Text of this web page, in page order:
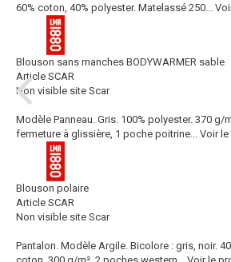
60% coton, 40% polyester. Matelassé 250...
Blouson sans manches BODYWARMER sable
Article SCAR
Non visible site Scar
Modèle Panneau. Gris. 100% polyester. 370 g/
fermeture à glissière, 1 poche poitrine... Voir
Blouson polaire
Article SCAR
Non visible site Scar
Pantalon. Modèle Argile. Bicolore : gris, noir.